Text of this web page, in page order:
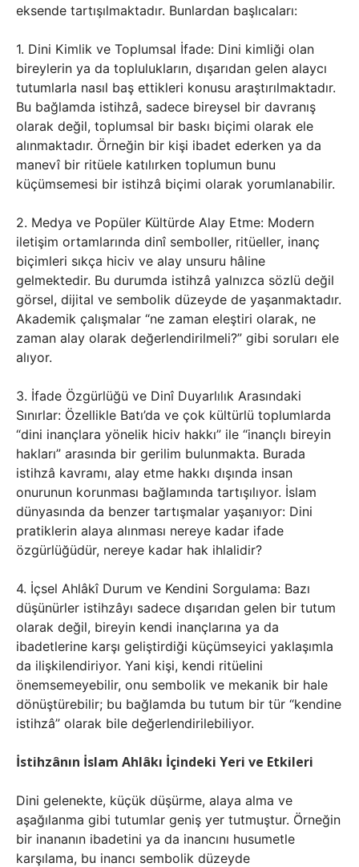
eksende tartışılmaktadır. Bunlardan başlıcaları:
1. Dini Kimlik ve Toplumsal İfade: Dini kimliği olan
bireylerin ya da toplulukların, dışarıdan gelen alaycı
tutumlarla nasıl baş ettikleri konusu araştırılmaktadır.
Bu bağlamda istihzâ, sadece bireysel bir davranış
olarak değil, toplumsal bir baskı biçimi olarak ele
alınmaktadır. Örneğin bir kişi ibadet ederken ya da
manevî bir ritüele katılırken toplumun bunu
küçümsemesi bir istihzâ biçimi olarak yorumlanabilir.
2. Medya ve Popüler Kültürde Alay Etme: Modern
iletişim ortamlarında dinî semboller, ritüeller, inanç
biçimleri sıkça hiciv ve alay unsuru hâline
gelmektedir. Bu durumda istihzâ yalnızca sözlü değil
görsel, dijital ve sembolik düzeyde de yaşanmaktadır.
Akademik çalışmalar “ne zaman eleştiri olarak, ne
zaman alay olarak değerlendirilmeli?” gibi soruları ele
alıyor.
3. İfade Özgürlüğü ve Dinî Duyarlılık Arasındaki
Sınırlar: Özellikle Batı’da ve çok kültürlü toplumlarda
“dini inançlara yönelik hiciv hakkı” ile “inançlı bireyin
hakları” arasında bir gerilim bulunmakta. Burada
istihzâ kavramı, alay etme hakkı dışında insan
onurunun korunması bağlamında tartışılıyor. İslam
dünyasında da benzer tartışmalar yaşanıyor: Dini
pratiklerin alaya alınması nereye kadar ifade
özgürlüğüdür, nereye kadar hak ihlalidir?
4. İçsel Ahlâkî Durum ve Kendini Sorgulama: Bazı
düşünürler istihzâyı sadece dışarıdan gelen bir tutum
olarak değil, bireyin kendi inançlarına ya da
ibadetlerine karşı geliştirdiği küçümseyici yaklaşımla
da ilişkilendiriyor. Yani kişi, kendi ritüelini
önemsemeyebilir, onu sembolik ve mekanik bir hale
dönüştürebilir; bu bağlamda bu tutum bir tür “kendine
istihzâ” olarak bile değerlendirilebiliyor.
İstihzânın İslam Ahlâkı İçindeki Yeri ve Etkileri
Dini gelenekte, küçük düşürme, alaya alma ve
aşağılanma gibi tutumlar geniş yer tutmuştur. Örneğin
bir inananın ibadetini ya da inancını husumetle
karşılama, bu inancı sembolik düzeyde